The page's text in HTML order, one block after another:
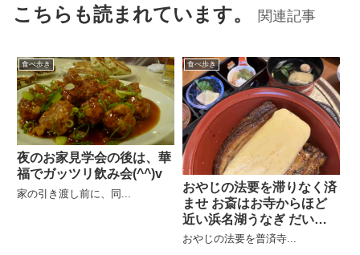
こちらも読まれています。 関連記事
食べ歩き
夜のお家見学会の後は、華
福でガッツリ飲み会(^^)v
家の引き渡し前に、同...
食べ歩き
おやじの法要を滞りなく済
ませ お斎はお寺からほど
近い浜名湖うなぎ だいだ
ら
おやじの法要を普済寺...